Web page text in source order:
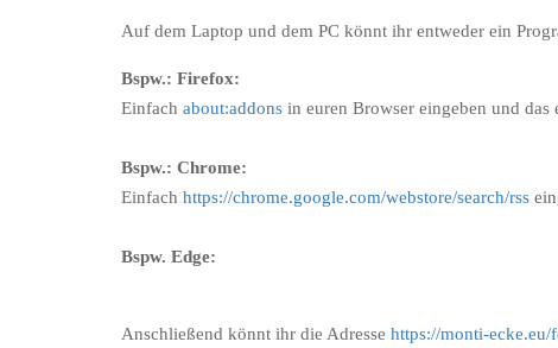
Auf dem Laptop und dem PC könnt ihr entweder ein
Bspw.: Firefox:
Einfach about:addons in euren Browser eingeben und das
Bspw.: Chrome:
Einfach https://chrome.google.com/webstore/search/rss
Bspw. Edge:
Anschließend könnt ihr die Adresse https://monti-ecke.eu/